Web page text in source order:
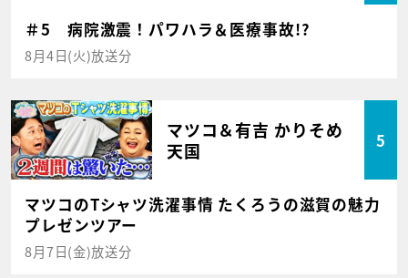
＃5 病院激震！パワハラ＆医療事故!?
8月4日(火)放送分
マツコ＆有吉 かりそめ
天国
5
マツコのTシャツ洗濯事情 たくろうの滋賀の魅力
プレゼンツアー
8月7日(金)放送分